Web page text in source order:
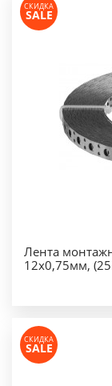
СКИДКА
SALE
Лента
12х0,75мм,
СКИДКА
SALE